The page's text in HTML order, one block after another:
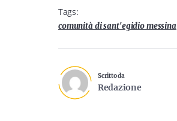
Tags:
comunità di sant'egidio messina
Scritto da
Redazione